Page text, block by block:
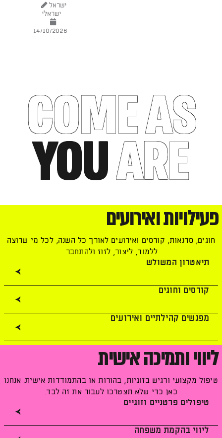
ישראל
ישראלי
14/10/2026
COME AS
YOUARE
פעילויות ואירועים
חוגים, סדנאות, קורסים ואירועים לאורך כל השנה, לכל מי שרוצה
ללמוד, ליצור, לזוז ולהתחבר.
תיאטרון המשולש
קורסים וחוגים
מפגשים קהילתיים ואירועים
ליווי ותמיכה אישית
טיפול מקצועי ורגיש בזוגיות, בהורות או בהתמודדות אישית. אנחנו
כאן כדי שלא תצטרכו לעבור את זה לבד.
טיפולים פרטניים וזוגיים
ליווי בהקמת משפחה